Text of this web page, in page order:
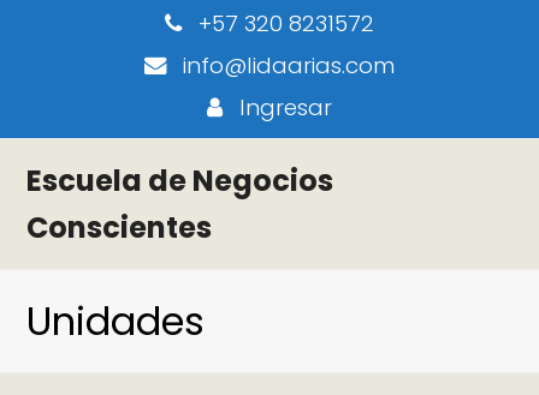
+57 320 8231572
info@lidaarias.com
Ingresar
Escuela de Negocios
Conscientes
Unidades